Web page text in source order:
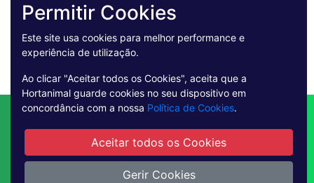
Pagamento Seguro
Contactos Envio
Condições de Venda
Condições Gerais de Utilização
Livro de reclamações online
Permitir Cookies
Este site usa cookies para melhor performance e
experiência de utilização.
Ao clicar "Aceitar todos os Cookies", aceita que a
Hortanimal guarde cookies no seu dispositivo em
concordância com a nossa Política de Cookies.
Aceitar todos os Cookies
Gerir Cookies